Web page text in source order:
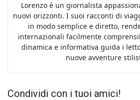
Lorenzo è un giornalista
nuovi orizzonti. I suoi racconti di
in modo semplice e diretto,
internazionali facilmente
dinamica e informativa guida i
nuove avventure
Condividi con i tuoi amici!